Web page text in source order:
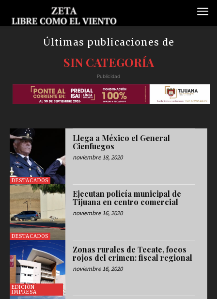
Últimas publicaciones de
SIN CATEGORÍA
Publicidad
DESTACADOS
Llega a México el General
Cienfuegos
noviembre 18, 2020
DESTACADOS
Ejecutan policía municipal de
Tijuana en centro comercial
noviembre 16, 2020
EDICIÓN
IMPRESA
Zonas rurales de Tecate, focos
rojos del crimen: fiscal regional
noviembre 16, 2020